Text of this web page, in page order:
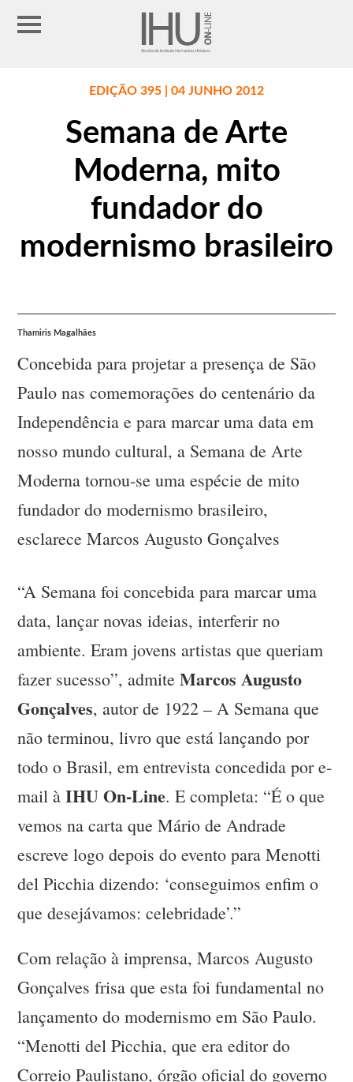
EDIÇÃO 395 | 04 JUNHO 2012
Semana de Arte
Moderna, mito
fundador do
modernismo brasileiro
Thamiris Magalhães
Concebida para projetar a presença de São
Paulo nas comemorações do centenário da
Independência e para marcar uma data em
nosso mundo cultural, a Semana de Arte
Moderna tornou-se uma espécie de mito
fundador do modernismo brasileiro,
esclarece Marcos Augusto Gonçalves
“A Semana foi concebida para marcar uma
data, lançar novas ideias, interferir no
ambiente. Eram jovens artistas que queriam
fazer sucesso”, admiteMarcos Augusto
Gonçalves, autor de 1922 – A Semana que
não terminou, livro que está lançando por
todo o Brasil, em entrevista concedida por e-
mail àIHU On-Line. E completa: “É o que
vemos na carta que Mário de Andrade
escreve logo depois do evento para Menotti
del Picchia dizendo: ‘conseguimos enfim o
que desejávamos: celebridade’.”
Com relação à imprensa, Marcos Augusto
Gonçalves frisa que esta foi fundamental no
lançamento do modernismo em São Paulo.
“Menotti del Picchia, que era editor do
Correio Paulistano, órgão oficial do governo